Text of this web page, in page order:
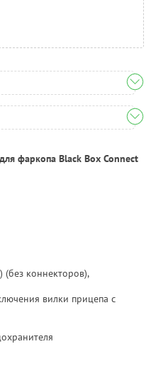
фаркопа Black Box Connect
(без коннекторов),
вилки прицепа с